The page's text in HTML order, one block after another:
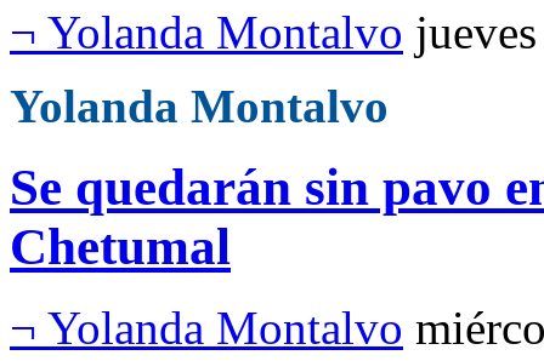
¬ Yolanda Montalvo
Yolanda Montalvo
Se quedarán sin pavo
Chetumal
¬ Yolanda Montalvo